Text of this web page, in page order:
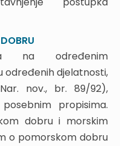
javne ceste u zemljišnu
u zemljišnoj knjizi
za javnu cestu
SOCIJALIZMA
na određenim
određenih djelatnosti,
nov., br. 89/92),
propisima.
dobru i morskim
o pomorskom dobru